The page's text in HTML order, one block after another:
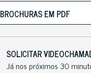
BROCHURAS EM PDF
SOLICITAR
Já nos próximos 30